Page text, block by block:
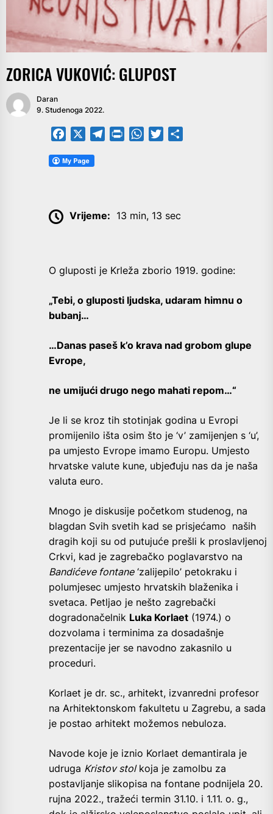
ZORICA VUKOVIĆ: GLUPOST
Daran
9. Studenoga 2022.
Facebook TelegramPrintFriendly
WhatsApp
Twitter
Vrijeme: 13 min, 13 sec
O gluposti je Krleža zborio 1919. godine:
„Tebi, o gluposti ljudska, udaram himnu o
bubanj…
…Danas paseš k’o krava nad grobom glupe
Evrope,
ne umijući drugo nego mahati repom…“
Je li se kroz tih stotinjak godina u Evropi
promijenilo išta osim što je ‘v’ zamijenjen s ‘u’,
pa umjesto Evrope imamo Europu. Umjesto
hrvatske valute kune, ubjeđuju nas da je naša
valuta euro.
Mnogo je diskusije početkom studenog, na
blagdan Svih svetih kad se prisjećamo naših
dragih koji su od putujuće prešli k proslavljenoj
Crkvi, kad je zagrebačko poglavarstvo na
Bandićeve fontane‘zalijepilo’ petokraku i
polumjesec umjesto hrvatskih blaženika i
svetaca. Petljao je nešto zagrebački
dogradonačelnik Luka Korlaet (1974.) o
dozvolama i terminima za dosadašnje
prezentacije jer se navodno zakasnilo u
proceduri.
Korlaet je dr. sc., arhitekt, izvanredni profesor
na Arhitektonskom fakultetu u Zagrebu, a sada
je postao arhitekt možemos nebuloza.
Navode koje je iznio Korlaet demantirala je
udruga Kristov stolkoja je zamolbu za
postavljanje slikopisa na fontane podnijela 20.
rujna 2022., tražeći termin 31.10. i 1.11. o. g.,